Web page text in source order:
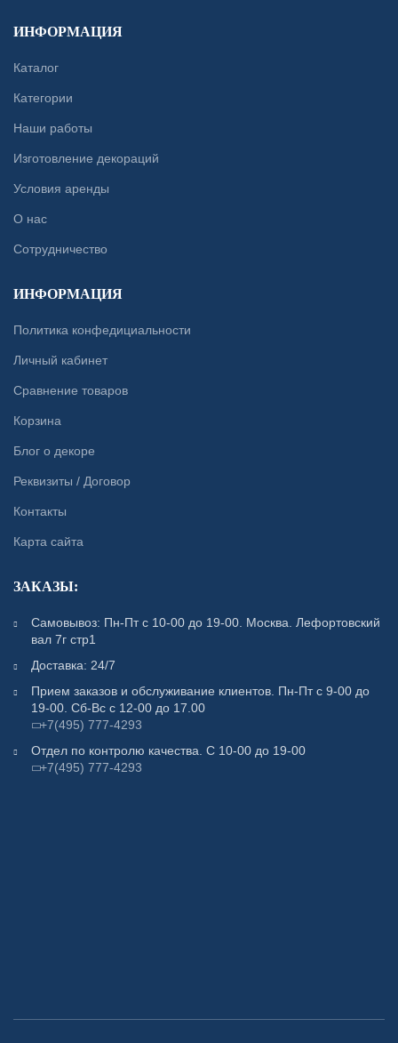
ИНФОРМАЦИЯ
Каталог
Категории
Наши работы
Изготовление декораций
Условия аренды
О нас
Сотрудничество
ИНФОРМАЦИЯ
Политика конфедициальности
Личный кабинет
Сравнение товаров
Корзина
Блог о декоре
Реквизиты / Договор
Контакты
Карта сайта
ЗАКАЗЫ:
Самовывоз: Пн-Пт с 10-00 до 19-00. Москва. Лефортовский
вал 7г стр1
Доставка: 24/7
Прием заказов и обслуживание клиентов. Пн-Пт с 9-00 до
19-00. Сб-Вс с 12-00 до 17.00
+7(495) 777-4293
Отдел по контролю качества. С 10-00 до 19-00
+7(495) 777-4293